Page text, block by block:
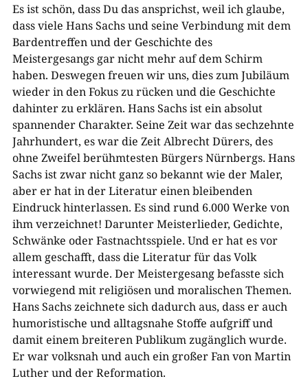
Es ist schön, dass Du das ansprichst, weil ich glaube,
dass viele Hans Sachs und seine Verbindung mit dem
Bardentreffen und der Geschichte des
Meistergesangs gar nicht mehr auf dem Schirm
haben. Deswegen freuen wir uns, dies zum Jubiläum
wieder in den Fokus zu rücken und die Geschichte
dahinter zu erklären. Hans Sachs ist ein absolut
spannender Charakter. Seine Zeit war das sechzehnte
Jahrhundert, es war die Zeit Albrecht Dürers, des
ohne Zweifel berühmtesten Bürgers Nürnbergs. Hans
Sachs ist zwar nicht ganz so bekannt wie der Maler,
aber er hat in der Literatur einen bleibenden
Eindruck hinterlassen. Es sind rund 6.000 Werke von
ihm verzeichnet! Darunter Meisterlieder, Gedichte,
Schwänke oder Fastnachtsspiele. Und er hat es vor
allem geschafft, dass die Literatur für das Volk
interessant wurde. Der Meistergesang befasste sich
vorwiegend mit religiösen und moralischen Themen.
Hans Sachs zeichnete sich dadurch aus, dass er auch
humoristische und alltagsnahe Stoffe aufgriff und
damit einem breiteren Publikum zugänglich wurde.
Er war volksnah und auch ein großer Fan von Martin
Luther und der Reformation.